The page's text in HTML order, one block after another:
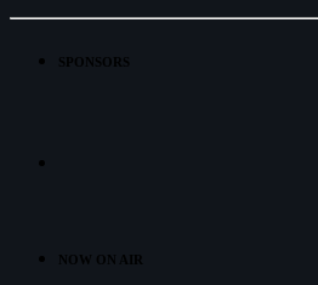
SPONSORS
NOW ON AIR